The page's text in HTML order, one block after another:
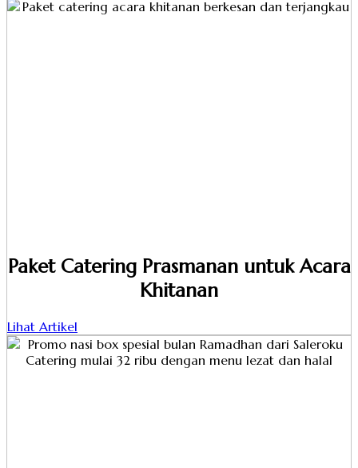
Paket Catering Prasmanan untuk Acara
Khitanan
Lihat Artikel